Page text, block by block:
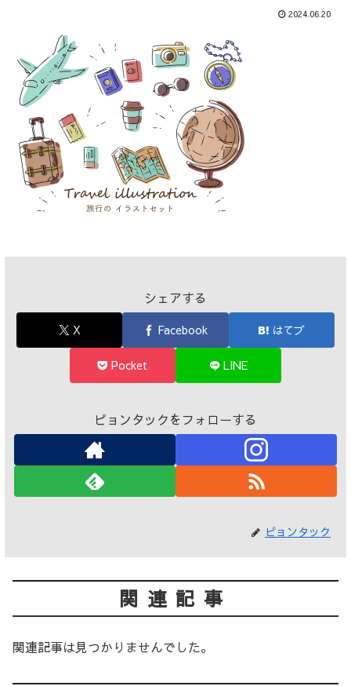
2024.06.20
シェアする
X Facebook はてブ
Pocket LINE
ピョンタックをフォローする
ピョンタック
関連記事
関連記事は見つかりませんでした。